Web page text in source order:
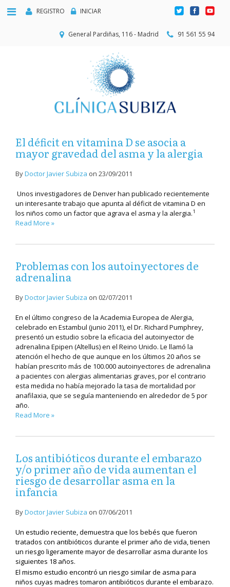
REGISTRO INICIAR
General Pardiñas, 116 - Madrid 91 561 55 94
El déficit en vitamina D se asocia a
mayor gravedad del asma y la alergia
ByDoctor Javier Subiza on 23/09/2011
Unos investigadores de Denver han publicado recientemente
un interesante trabajo que apunta al déficit de vitamina D en
los niños como un factor que agrava el asma y la alergia.1
Read More »
Problemas con los autoinyectores de
adrenalina
ByDoctor Javier Subiza on 02/07/2011
En el último congreso de la Academia Europea de Alergia,
celebrado en Estambul (junio 2011), el Dr. Richard Pumphrey,
presentó un estudio sobre la eficacia del autoinyector de
adrenalina Epipen (Altellus) en el Reino Unido. Le llamó la
atención el hecho de que aunque en los últimos 20 años se
habían prescrito más de 100.000 autoinyectores de adrenalina
a pacientes con alergias alimentarias graves, por el contrario
esta medida no había mejorado la tasa de mortalidad por
anafilaxia, que se seguía manteniendo en alrededor de 5 por
año.
Read More »
Los antibióticos durante el embarazo
y/o primer año de vida aumentan el
riesgo de desarrollar asma en la
infancia
ByDoctor Javier Subiza on 07/06/2011
Un estudio reciente,demuestra que los bebés que fueron
tratados con antibióticos durante el primer año de vida, tienen
un riesgo ligeramente mayor de desarrollar asma durante los
siguientes 18 años.
El mismo estudio encontró un riesgo similar de asma para
niños cuyas madres tomaron antibióticos durante el embarazo.